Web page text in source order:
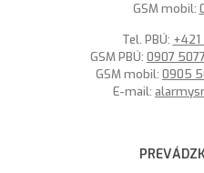
GSM mobil:
Tel. PBÚ:
GSM PBÚ: 0907
GSM mobil: 0905
E-mail: